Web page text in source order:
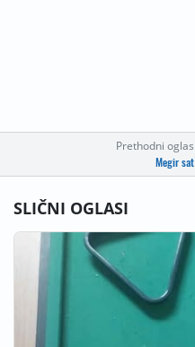
Prethodni oglas
Megir sat
SLIČNI OGLASI